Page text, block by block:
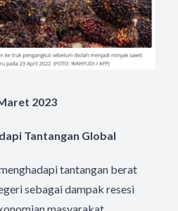
2023
Tantangan Global
tantangan berat
sebagai dampak resesi